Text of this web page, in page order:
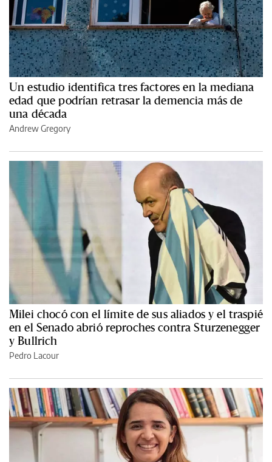
Un estudio identifica tres factores en la mediana
edad que podrían retrasar la demencia más de
una década
Andrew Gregory
Milei chocó con el límite de sus aliados y el traspié
en el Senado abrió reproches contra Sturzenegger
y Bullrich
Pedro Lacour